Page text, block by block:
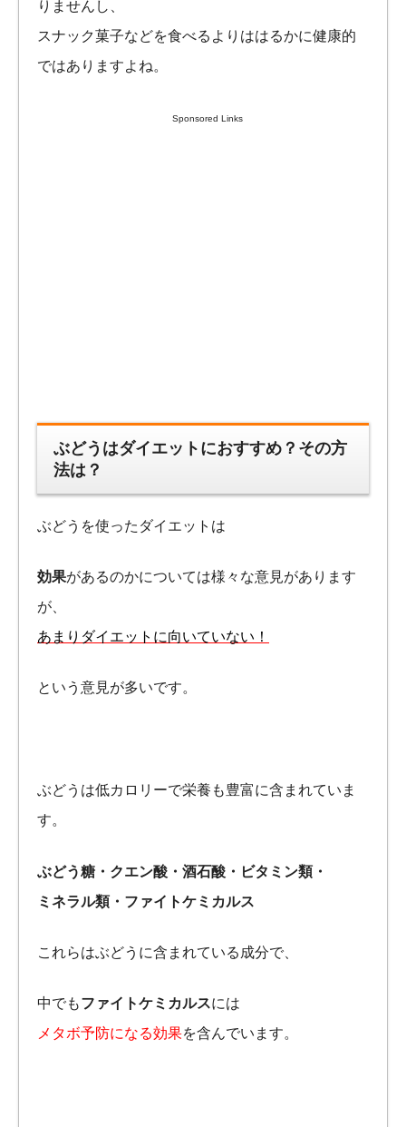
りませんし、
スナック菓子などを食べるよりははるかに健康的
ではありますよね。
Sponsored Links
ぶどうはダイエットにおすすめ？その方
法は？
ぶどうを使ったダイエットは
効果があるのかについては様々な意見があります
が、
あまりダイエットに向いていない！
という意見が多いです。
ぶどうは低カロリーで栄養も豊富に含まれていま
す。
ぶどう糖・クエン酸・酒石酸・ビタミン類・
ミネラル類・ファイトケミカルス
これらはぶどうに含まれている成分で、
中でもファイトケミカルスには
メタボ予防になる効果を含んでいます。